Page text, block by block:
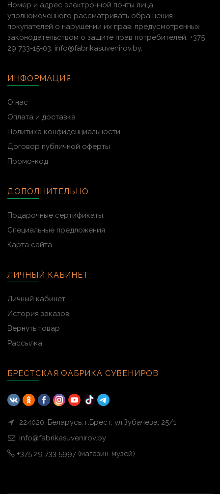
Номер и адрес электронной почты лица,
уполномоченного рассматривать обращения
покупателей о нарушении их прав, предусмотренных
законодательством о защите прав потребителей: +375
29 733-15-03, info@fabrikasuvenirov.by.
ИНФОРМАЦИЯ
О нас
Оплата и доставка
Политика конфиденциальности
Договор публичной оферты
Промо-код
ДОПОЛНИТЕЛЬНО
Подарочные сертификаты
Специальные предложения
Карта сайта
ЛИЧНЫЙ КАБИНЕТ
Личный кабинет
История заказов
Вернуть товар
Рассылка
БРЕСТСКАЯ ФАБРИКА СУВЕНИРОВ
224020, Беларусь, г.Брест, ул.Зубачева, 25/1
info@fabrikasuvenirov.by
+375 29 733 5997 (магазин-музей)